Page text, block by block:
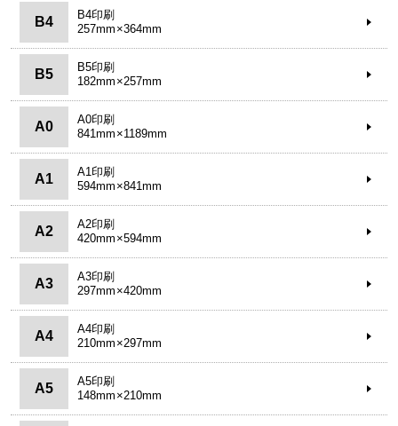
B4
B4印刷
257mm×364mm
B5
B5印刷
182mm×257mm
A0
A0印刷
841mm×1189mm
A1
A1印刷
594mm×841mm
A2
A2印刷
420mm×594mm
A3
A3印刷
297mm×420mm
A4
A4印刷
210mm×297mm
A5
A5印刷
148mm×210mm